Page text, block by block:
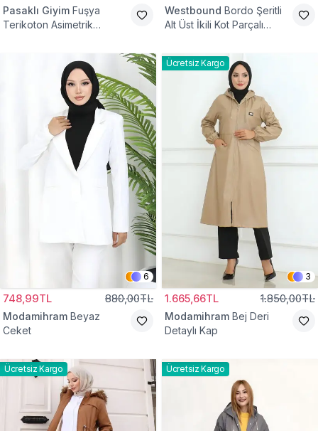
Pasaklı Giyim Fuşya
Terikoton Asimetrik
Westbound Bordo Şeritli
Alt Üst İkili Kot Parçalı
6
748,99TL 880,00TL
Modamihram Beyaz
Ceket
Ücretsiz Kargo
3
1.665,66TL 1.850,00TL
Modamihram Bej Deri
Detaylı Kap
Ücretsiz Kargo Ücretsiz Kargo